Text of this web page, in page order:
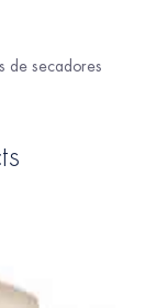
de secadores